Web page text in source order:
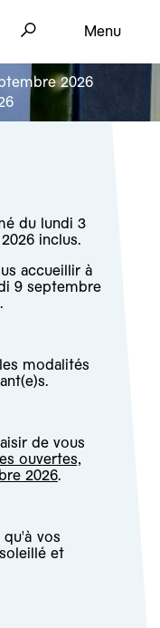
Menu
2026
du lundi 3
inclus.
accueillir à
9 septembre
modalités
de vous
ouvertes,
2026.
qu'à vos
et